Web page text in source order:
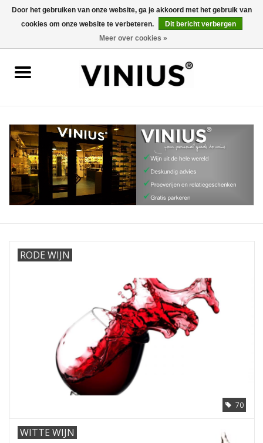
0 Artikelen - €0,00
Wijn per kleur/soort
Geschenken
Wijnproeverij
Wijnhuizen
RODE WIJN
70
WITTE WIJN
Door het gebruiken van onze website, ga je akkoord met het gebruik van
cookies om onze website te verbeteren.
Dit bericht verbergen
Meer over cookies »